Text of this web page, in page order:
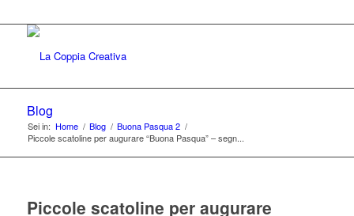
Blog
Sei in: Home / Blog / Buona Pasqua 2 /
Piccole scatoline per augurare “Buona Pasqua” – segn...
Piccole scatoline per augurare